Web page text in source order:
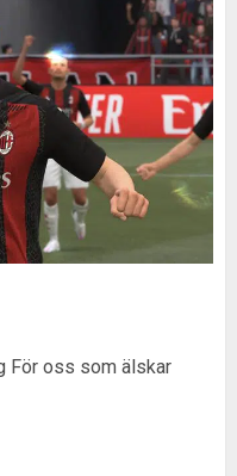
För oss som älskar